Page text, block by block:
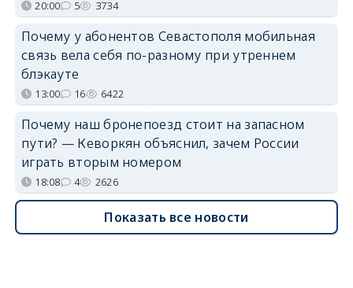
20:00 5 3734
Почему у абонентов Севастополя мобильная
связь вела себя по-разному при утреннем
блэкауте
13:00 16 6422
Почему наш бронепоезд стоит на запасном
пути? — Кеворкян объяснил, зачем России
играть вторым номером
18:08 4 2626
Показать все новости